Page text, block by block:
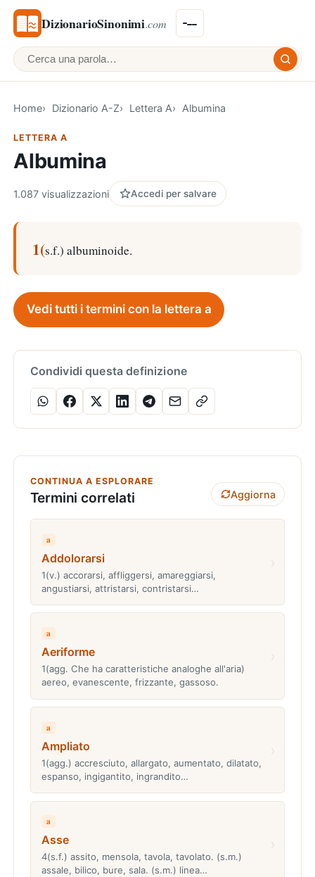
DizionarioSinonimi.com
Cerca una parola
Home Dizionario A-Z Lettera A Albumina
LETTERA A
Albumina
1.087 visualizzazioni Accedi per salvare
1(s.f.) albuminoide.
Vedi tutti i termini con la lettera a
Condividi questa definizione
CONTINUA A ESPLORARE
Termini correlati Aggiorna
a
Addolorarsi
1(v.) accorarsi, affliggersi, amareggiarsi,
angustiarsi, attristarsi, contristarsi…
a
Aeriforme
1(agg. Che ha caratteristiche analoghe all'aria)
aereo, evanescente, frizzante, gassoso.
a
Ampliato
1(agg.) accresciuto, allargato, aumentato, dilatato,
espanso, ingigantito, ingrandito…
a
Asse
4(s.f.) assito, mensola, tavola, tavolato. (s.m.)
assale, bilico, bure, sala. (s.m.) linea…